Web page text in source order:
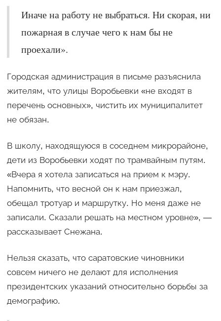
Иначе на работу не выбраться. Ни скорая, ни
пожарная в случае чего к нам бы не
проехали».
Городская администрация в письме разъяснила
жителям, что улицы Воробьевки «не входят в
перечень основных», чистить их муниципалитет
не обязан.
В школу, находящуюся в соседнем микрорайоне,
дети из Воробьевки ходят по трамвайным путям.
«Вчера я хотела записаться на прием к мэру.
Напомнить, что весной он к нам приезжал,
обещал тротуар и маршрутку. Но меня даже не
записали. Сказали решать на местном уровне», —
рассказывает Снежана.
Нельзя сказать, что саратовские чиновники
совсем ничего не делают для исполнения
президентских указаний относительно борьбы за
демографию.